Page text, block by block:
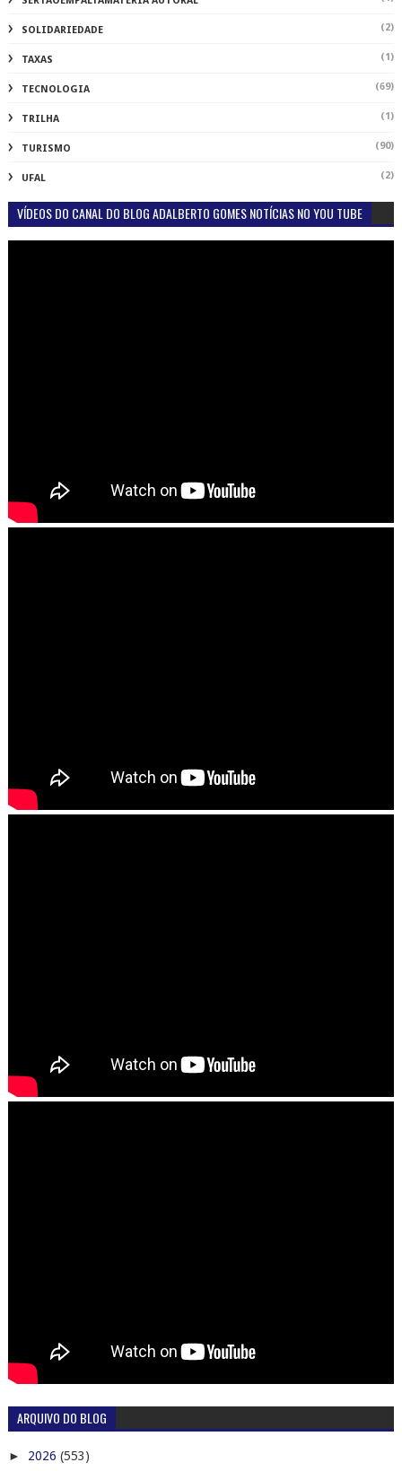
SOLIDARIEDADE (2)
TAXAS (1)
TECNOLOGIA (69)
TRILHA (1)
TURISMO (90)
UFAL (2)
VÍDEOS DO CANAL DO BLOG ADALBERTO GOMES NOTÍCIAS NO YOU TUBE
ARQUIVO DO BLOG
► 2026 (553)